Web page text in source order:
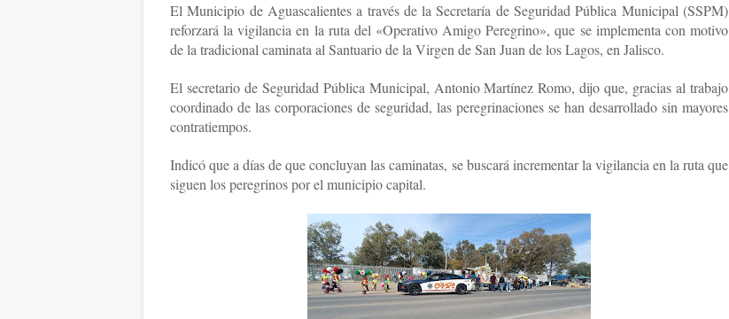
El Municipio de Aguascalientes a través de la Secretaría de Seguridad Pública Municipal (SSPM)
reforzará la vigilancia en la ruta del «Operativo Amigo Peregrino», que se implementa con motivo
de la tradicional caminata al Santuario de la Virgen de San Juan de los Lagos, en Jalisco.
El secretario de Seguridad Pública Municipal, Antonio Martínez Romo, dijo que, gracias al trabajo
coordinado de las corporaciones de seguridad, las peregrinaciones se han desarrollado sin mayores
contratiempos.
Indicó que a días de que concluyan las caminatas, se buscará incrementar la vigilancia en la ruta que
siguen los peregrinos por el municipio capital.